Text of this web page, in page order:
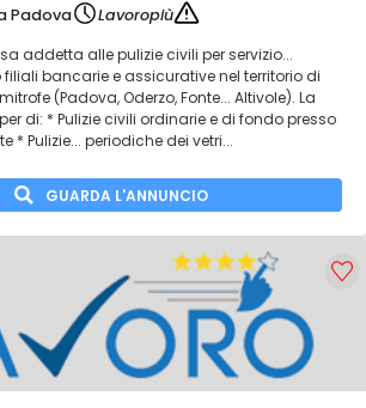
Padova
Lavoropiù
addetta alle pulizie civili per servizio...
filiali bancarie e assicurative nel territorio di
(Padova, Oderzo, Fonte... Altivole). La
di: * Pulizie civili ordinarie e di fondo presso
* Pulizie... periodiche dei vetri...
GUARDA L'ANNUNCIO